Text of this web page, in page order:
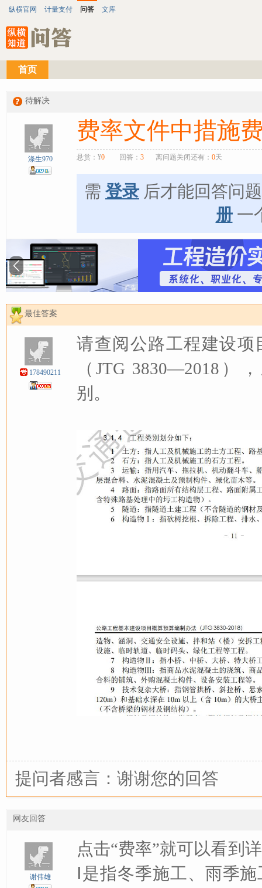
纵横官网 计量支付 问答 文库
首页
待解决
涤生970
费率文件中措施
悬赏：¥0 回答： 3 离问题关闭还有： 0天
需 登录 后才能回答问
册一
最佳答案
178490211
请查阅公路工程建设项
（JTG 3830—2018）
别。
提问者感言：谢谢您的回答
网友回答
谢伟雄
点击“费率”就可以看到
Ⅰ是指冬季施工、雨季